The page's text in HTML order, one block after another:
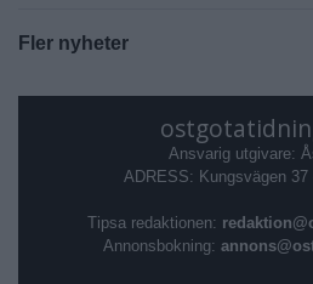
Fler nyheter
Ansvarig utgivare:
ADRESS: Kungsvägen 37
Tipsa redaktionen:
Annonsbokning: